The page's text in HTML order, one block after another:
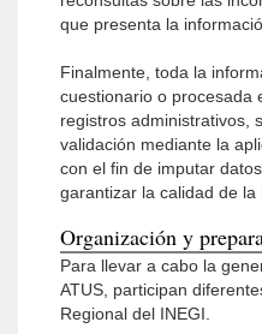
que presenta la
Finalmente, toda la
cuestionario o procesada
registros administrativos,
validación mediante la
con el fin de imputar
garantizar la calidad de la
Organización y
Para llevar a cabo la
ATUS, participan
Regional del INEGI.